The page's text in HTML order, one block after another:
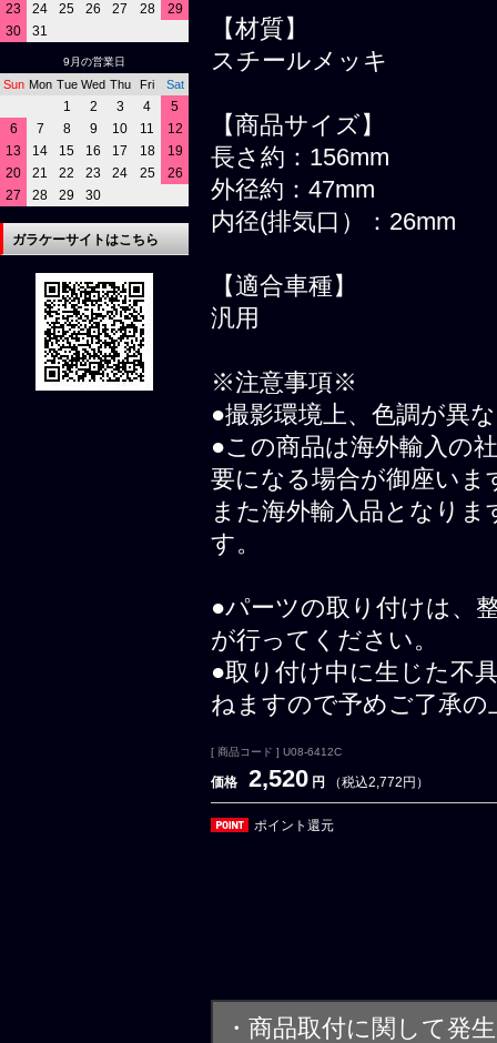
【材質】
スチールメッキ
【商品サイズ】
長さ約：156mm
外径約：47mm
内径(排気口）：26mm
【適合車種】
汎用
※注意事項※
●撮影環境上、色調が異
●この商品は海外輸入の
要になる場合が御座いま
また海外輸入品となり
す。
●パーツの取り付けは、
が行ってください。
●取り付け中に生じた不
ねますので予めご了承
[ 商品コード ] U08-6412C
価格 2,520 円 （税込2,772円）
ポイント還元
・商品取付に関して発
23
24 25 26 27 28
29
30
31
9月の営業日
Sun Mon Tue Wed Thu Fri Sat
1 2 3 4
5
6
7 8 9 10 11
12
13
14 15 16 17 18
19
20
21 22 23 24 25
26
27
28 29 30
ガラケーサイトはこちら